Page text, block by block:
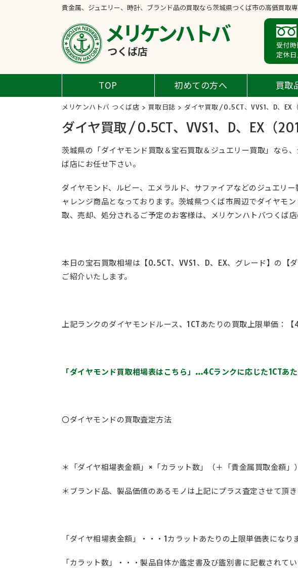
貴金属、ジュエリー、時計、ブランド品の買取なら茨城県つくば市の高価買取
メリケンハトバ
つくば店
受付
定休
TOP 初めての方へ 買取
メリケンハトバ つくば店 > 買取日誌 > ダイヤ買取/0.5CT、VVS1、D、EX
ダイヤ買取/0.5CT、VVS1、D、EX（
茨城県の「ダイヤモンド買取＆宝石買取＆ジュエリー買取」なら
ば店にお任せ下さい。
ダイヤモンド、ルビー、エメラルド、サファイアなどのジュエリ
ャレンジ商品となっております。茨城県つくば市周辺でダイヤモ
取、売却、処分されるご予定のお客様は、メリケンハトバつくば
本日の宝石買取相場は【0.5CT、VVS1、D、EX、グレード】の【
ご紹介いたします。
上記ランクのダイヤモンドルース、1CTあたりの買取上限単価：【
「ダイヤモンド買取相場表はこちら」…4Cランクに応じた1CTあ
〇ダイヤモンドの買取査定方法
＊「ダイヤ相場表金額」×「カラット数」（＋「貴金属買取金額」
＊ブランド品、製品価値のあるモノは上記にプラス査定させて頂き
「ダイヤ相場表金額」・・・1カラットあたりの上限単価表になりま
「カラット数」・・・製品自体か鑑定書及び鑑別書に記載されてい